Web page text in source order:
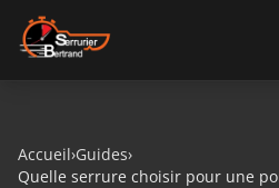
Aller au contenu
Accueil›Guides›
Quelle serrure choisir pour une